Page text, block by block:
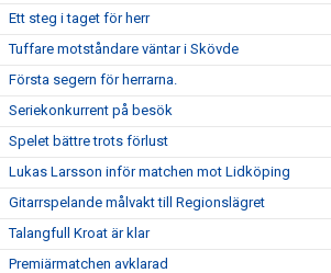
Ett steg i taget för herr
Tuffare motståndare väntar i Skövde
Första segern för herrarna.
Seriekonkurrent på besök
Spelet bättre trots förlust
Lukas Larsson inför matchen mot Lidköping
Gitarrspelande målvakt till Regionslägret
Talangfull Kroat är klar
Premiärmatchen avklarad